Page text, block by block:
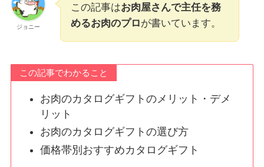
ジョニー
この記事はお肉屋さんで主任を務
めるお肉のプロが書いています。
この記事でわかること
お肉のカタログギフトのメリット・デメ
リット
お肉のカタログギフトの選び方
価格帯別おすすめカタログギフト